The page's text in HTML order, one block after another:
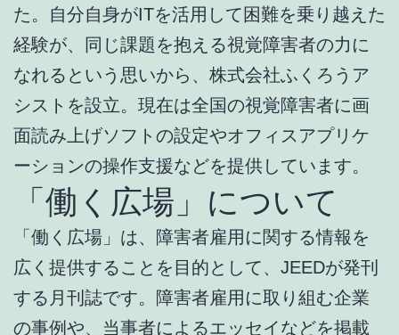
た。自分自身がITを活用して困難を乗り越えた
経験が、同じ課題を抱える視覚障害者の力に
なれるという思いから、株式会社ふくろうア
シストを設立。現在は全国の視覚障害者に画
面読み上げソフトの設定やオフィスアプリケ
ーションの操作支援などを提供しています。
「働く広場」について
「働く広場」は、障害者雇用に関する情報を
広く提供することを目的として、JEEDが発刊
する月刊誌です。障害者雇用に取り組む企業
の事例や、当事者によるエッセイなどを掲載